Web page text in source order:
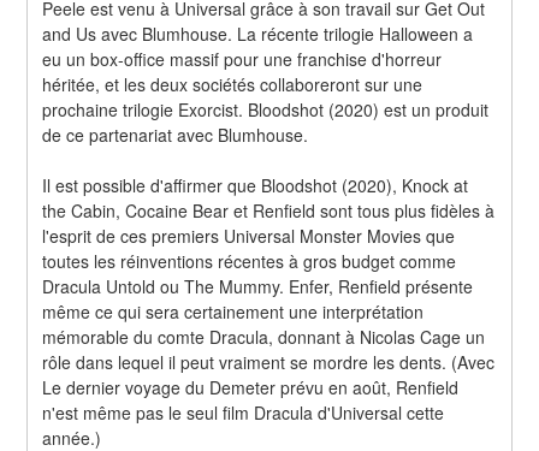
Peele est venu à Universal grâce à son travail sur Get Out
and Us avec Blumhouse. La récente trilogie Halloween a
eu un box-office massif pour une franchise d'horreur
héritée, et les deux sociétés collaboreront sur une
prochaine trilogie Exorcist. Bloodshot (2020) est un produit
de ce partenariat avec Blumhouse.
Il est possible d'affirmer que Bloodshot (2020), Knock at
the Cabin, Cocaine Bear et Renfield sont tous plus fidèles à
l'esprit de ces premiers Universal Monster Movies que
toutes les réinventions récentes à gros budget comme
Dracula Untold ou The Mummy. Enfer, Renfield présente
même ce qui sera certainement une interprétation
mémorable du comte Dracula, donnant à Nicolas Cage un
rôle dans lequel il peut vraiment se mordre les dents. (Avec
Le dernier voyage du Demeter prévu en août, Renfield
n'est même pas le seul film Dracula d'Universal cette
année.)